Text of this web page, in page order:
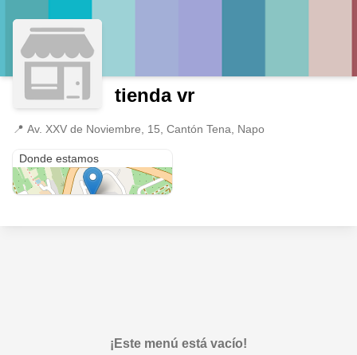
tienda vr
📍 Av. XXV de Noviembre, 15, Cantón Tena, Napo
Donde estamos
¡Este menú está vacío!